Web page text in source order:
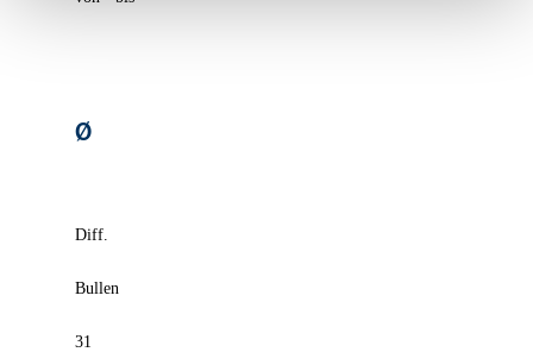
Ø
Diff.
Bullen
31